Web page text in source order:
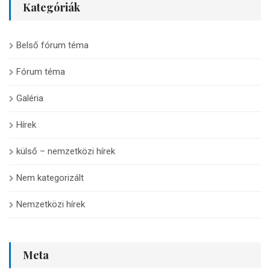
Kategóriák
Belső fórum téma
Fórum téma
Galéria
Hírek
külső – nemzetközi hírek
Nem kategorizált
Nemzetközi hírek
Meta